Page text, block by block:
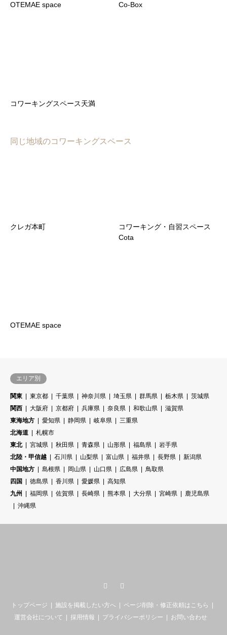
OTEMAE space Co-Box
コワーキングスペース天満
同じ地域のコワーキングスペース
クレガ本町
コワーキング・自習スペース
Cota
OTEMAE space
エリア別
関東 東京都 千葉県 神奈川県 埼玉県 群馬県 栃木県
茨城県
関西
大阪府 京都府 兵庫県 奈良県 和歌山県
滋賀県
東海地方
愛知県 静岡県 岐阜県
三重県
北海道
札幌市
東北
宮城県 秋田県 青森県 山形県 福島県
岩手県
北陸・甲信越
石川県 山梨県 富山県 福井県 長野県
新潟県
中国地方
島根県 岡山県 山口県 広島県
鳥取県
四国
徳島県 香川県 愛媛県
高知県
九州
福岡県 佐賀県 長崎県 熊本県 大分県 宮崎県
鹿児島県
沖縄県
トップページ 施設を掲載したい方へ
ページ削除・修正依頼はこちら
運営会社について
採用情報 プライバシーポリシー お問い合わせ